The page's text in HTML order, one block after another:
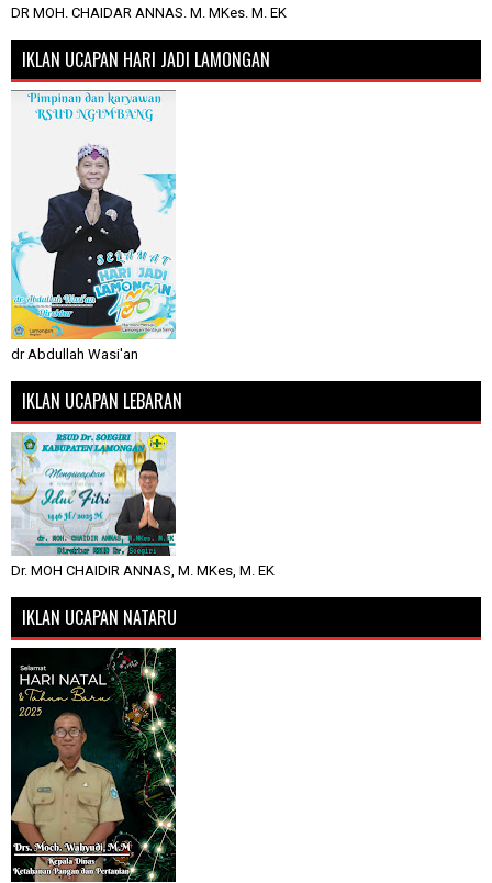
DR MOH. CHAIDAR ANNAS. M. MKes. M. EK
IKLAN UCAPAN HARI JADI LAMONGAN
dr Abdullah Wasi'an
IKLAN UCAPAN LEBARAN
Dr. MOH CHAIDIR ANNAS, M. MKes, M. EK
IKLAN UCAPAN NATARU